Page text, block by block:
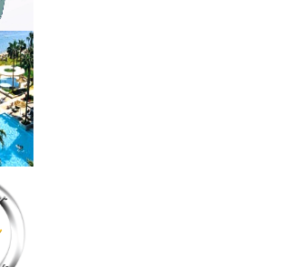
ג'מס